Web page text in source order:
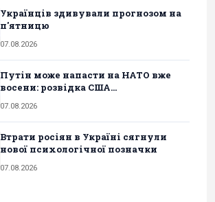
Українців здивували прогнозом на
п'ятницю
07.08.2026
Путін може напасти на НАТО вже
восени: розвідка США...
07.08.2026
Втрати росіян в Україні сягнули
нової психологічної позначки
07.08.2026